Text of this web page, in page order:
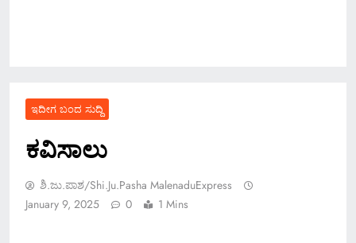
ಇದೀಗ ಬಂದ ಸುದ್ದಿ
ಕವಿಸಾಲು
ಶಿ.ಜು.ಪಾಶ/Shi.ju.pasha MalenaduExpress
January 9, 2025
0 1 Mins